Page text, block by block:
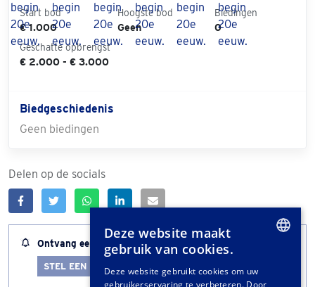
Start bod
€ 1.000
Hoogste bod
Geen
Biedingen
0
Geschatte opbrengst
€ 2.000 - € 3.000
Biedgeschiedenis
Geen biedingen
Delen op de socials
Ontvang een melding wanneer dit kavel bijna afloopt
STEL EEN LOTALERT IN
Deze website maakt
gebruik van cookies.
Deze website gebruikt cookies om uw
gebruikerservaring te verbeteren. Door